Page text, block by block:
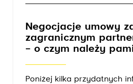
Negocjacje umowy
zagranicznym
– o czym należy
Poniżej kilka przydatnych